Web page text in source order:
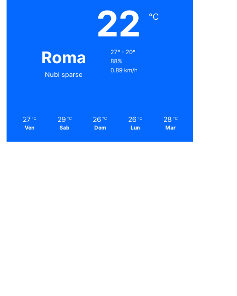
Roma
Nubi sparse
22 ℃
27º - 20º
88%
0.89 km/h
27 ℃
Ven
29 ℃
Sab
26 ℃
Dom
26 ℃
Lun
28 ℃
Mar